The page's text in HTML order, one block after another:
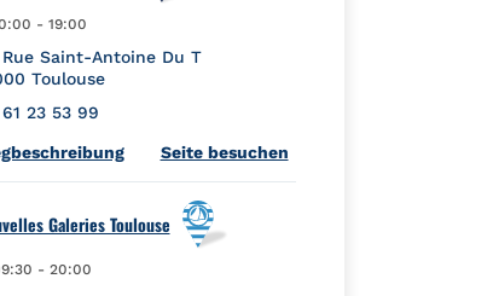
- 19:00
Saint-Antoine Du T
Toulouse
23 53 99
Link Opens in New Tab
Seite besuchen
Galeries Toulouse
- 20:00